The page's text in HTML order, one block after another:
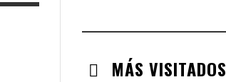
MÁS VISITADOS